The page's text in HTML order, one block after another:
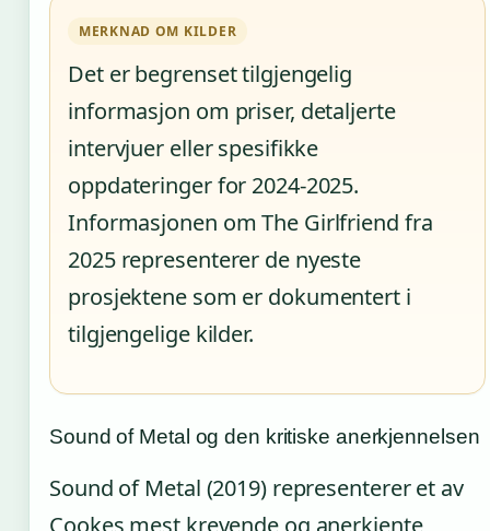
MERKNAD OM KILDER
Det er begrenset tilgjengelig
informasjon om priser, detaljerte
intervjuer eller spesifikke
oppdateringer for 2024-2025.
Informasjonen om The Girlfriend fra
2025 representerer de nyeste
prosjektene som er dokumentert i
tilgjengelige kilder.
Sound of Metal og den kritiske anerkjennelsen
Sound of Metal (2019) representerer et av